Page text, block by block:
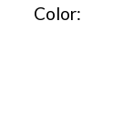
Color: